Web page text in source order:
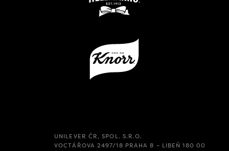
UNILEVER ČR, SPOL. S.R.O.
VOCTÁŘOVA 2497/18 PRAHA 8 – LIBEŇ 180 00